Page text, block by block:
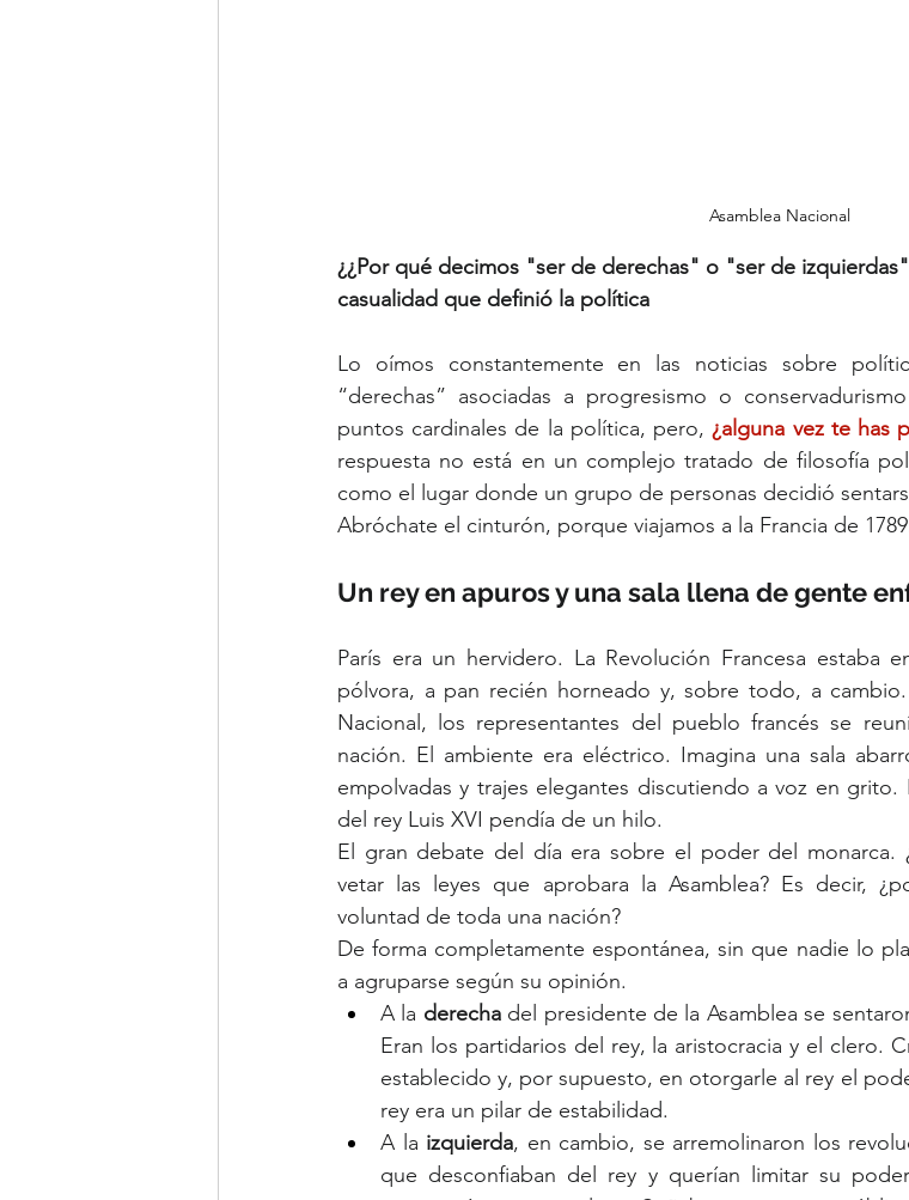
Asamblea Nacional
¿¿Por qué decimos "ser de derechas" o "ser de
casualidad que definió la política
Lo oímos constantemente en las noticias sobre
“derechas” asociadas a progresismo o
puntos cardinales de la política, pero, ¿alguna vez te has
respuesta no está en un complejo tratado de filosofía
como el lugar donde un grupo de personas decidió
Abróchate el cinturón, porque viajamos a la Francia de
Un rey en apuros y una sala llena de gente
París era un hervidero. La Revolución Francesa
pólvora, a pan recién horneado y, sobre todo, a
Nacional, los representantes del pueblo francés se
nación. El ambiente era eléctrico. Imagina una sala
empolvadas y trajes elegantes discutiendo a voz en
del rey Luis XVI pendía de un hilo.
El gran debate del día era sobre el poder del monarca.
vetar las leyes que aprobara la Asamblea? Es decir,
voluntad de toda una nación?
De forma completamente espontánea, sin que nadie lo
a agruparse según su opinión.
A la derecha del presidente de la Asamblea se
Eran los partidarios del rey, la aristocracia y el clero.
establecido y, por supuesto, en otorgarle al rey el
rey era un pilar de estabilidad.
A la izquierda, en cambio, se arremolinaron los
que desconfiaban del rey y querían limitar su